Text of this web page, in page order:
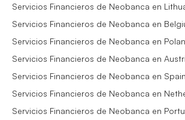
Servicios Financieros de Neobanca en
Servicios Financieros de Neobanca en
Servicios Financieros de Neobanca en
Servicios Financieros de Neobanca en
Servicios Financieros de Neobanca en Spain
Servicios Financieros de Neobanca en
Servicios Financieros de Neobanca en